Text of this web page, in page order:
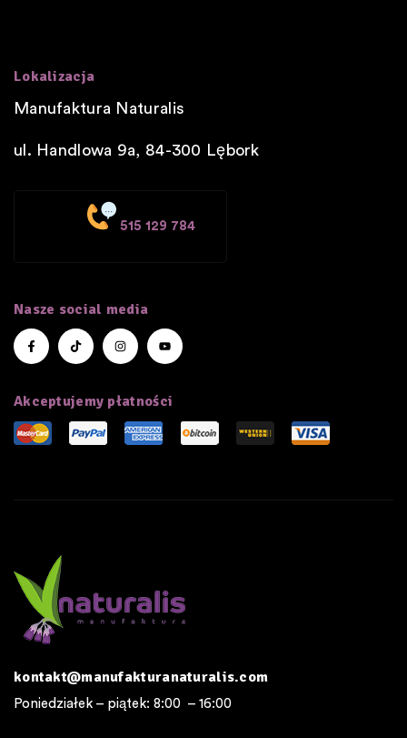
Lokalizacja
Manufaktura Naturalis
ul. Handlowa 9a, 84-300 Lębork
515 129 784
Nasze social media
Akceptujemy płatności
kontakt@manufakturanaturalis.com
Poniedziałek – piątek: 8:00 – 16:00